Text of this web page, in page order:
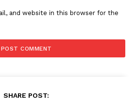
and website in this browser for the
SHARE POST: